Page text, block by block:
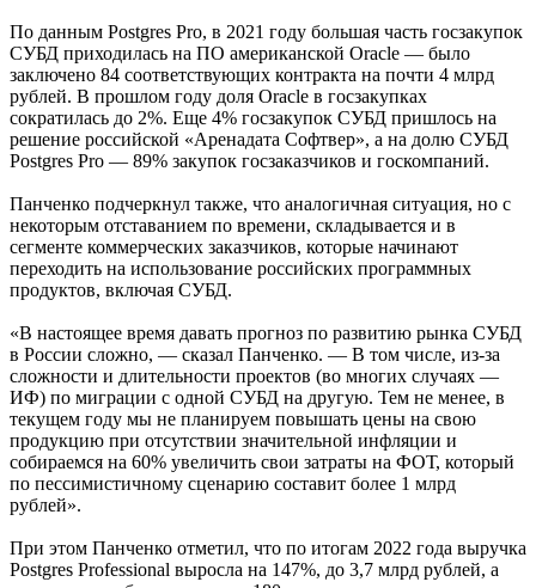
По данным Postgres Pro, в 2021 году большая часть госзакупок
СУБД приходилась на ПО американской Oracle — было
заключено 84 соответствующих контракта на почти 4 млрд
рублей. В прошлом году доля Oracle в госзакупках
сократилась до 2%. Еще 4% госзакупок СУБД пришлось на
решение российской «Аренадата Софтвер», а на долю СУБД
Postgres Pro — 89% закупок госзаказчиков и госкомпаний.
Панченко подчеркнул также, что аналогичная ситуация, но с
некоторым отставанием по времени, складывается и в
сегменте коммерческих заказчиков, которые начинают
переходить на использование российских программных
продуктов, включая СУБД.
«В настоящее время давать прогноз по развитию рынка СУБД
в России сложно, — сказал Панченко. — В том числе, из-за
сложности и длительности проектов (во многих случаях —
ИФ) по миграции с одной СУБД на другую. Тем не менее, в
текущем году мы не планируем повышать цены на свою
продукцию при отсутствии значительной инфляции и
собираемся на 60% увеличить свои затраты на ФОТ, который
по пессимистичному сценарию составит более 1 млрд
рублей».
При этом Панченко отметил, что по итогам 2022 года выручка
Postgres Professional выросла на 147%, до 3,7 млрд рублей, а